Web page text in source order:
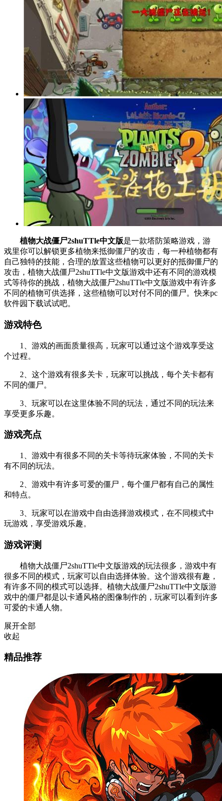
植物大战僵尸2shuTTle中文版是一款塔防策略游戏，游
戏里你可以解锁更多植物来抵御僵尸的攻击，每一种植物都有
自己独特的技能，合理的放置这些植物可以更好的抵御僵尸的
攻击，植物大战僵尸2shuTTle中文版游戏中还有不同的游戏模
式等待你的挑战，植物大战僵尸2shuTTle中文版游戏中有许多
不同的植物可供选择，这些植物可以对付不同的僵尸。快来pc
软件园下载试试吧。
游戏特色
1、游戏的画面质量很高，玩家可以通过这个游戏享受这
个过程。
2、这个游戏有很多关卡，玩家可以挑战，每个关卡都有
不同的僵尸。
3、玩家可以在这里体验不同的玩法，通过不同的玩法来
享受更多乐趣。
游戏亮点
1、游戏中有很多不同的关卡等待玩家体验，不同的关卡
有不同的玩法。
2、游戏中有许多可爱的僵尸，每个僵尸都有自己的属性
和特点。
3、玩家可以在游戏中自由选择游戏模式，在不同模式中
玩游戏，享受游戏乐趣。
游戏评测
植物大战僵尸2shuTTle中文版游戏的玩法很多，游戏中有
很多不同的模式，玩家可以自由选择体验。这个游戏很有趣，
有许多不同的模式可以选择。植物大战僵尸2shuTTle中文版游
戏中的僵尸都是以卡通风格的图像制作的，玩家可以看到许多
可爱的卡通人物。
展开全部
收起
精品推荐